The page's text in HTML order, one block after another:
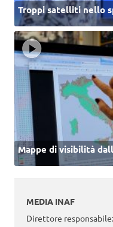
Troppi satelliti nello
Mappe di visibilità
MEDIA INAF
Direttore responsabile: